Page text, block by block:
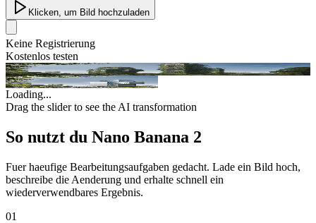
Klicken, um Bild hochzuladen
Keine Registrierung
Kostenlos testen
Original
AI Enhanced
Loading...
Drag the slider to see the AI transformation
So nutzt du Nano Banana 2
Fuer haeufige Bearbeitungsaufgaben gedacht. Lade ein Bild hoch,
beschreibe die Aenderung und erhalte schnell ein
wiederverwendbares Ergebnis.
01